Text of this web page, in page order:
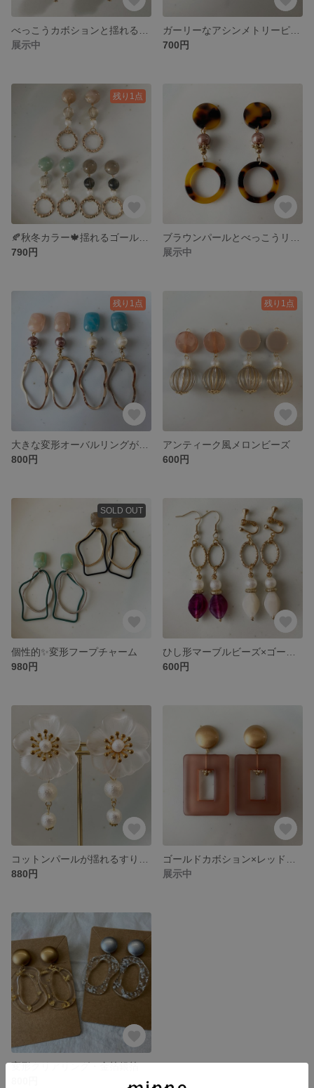
展示中
700円
残り1点
790円
展示中
残り1点
800円
残り1点
アンティーク風メロンビーズ
600円
SOLD OUT
個性的✨変形フープチャーム
980円
600円
880円
展示中
変形クリアリング・金箔銀箔